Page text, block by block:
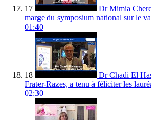
17
Dr Mimia
marge du symposium national sur le
01:40
18
Dr Chadi El
Frater-Razes, a tenu à féliciter les
02:30